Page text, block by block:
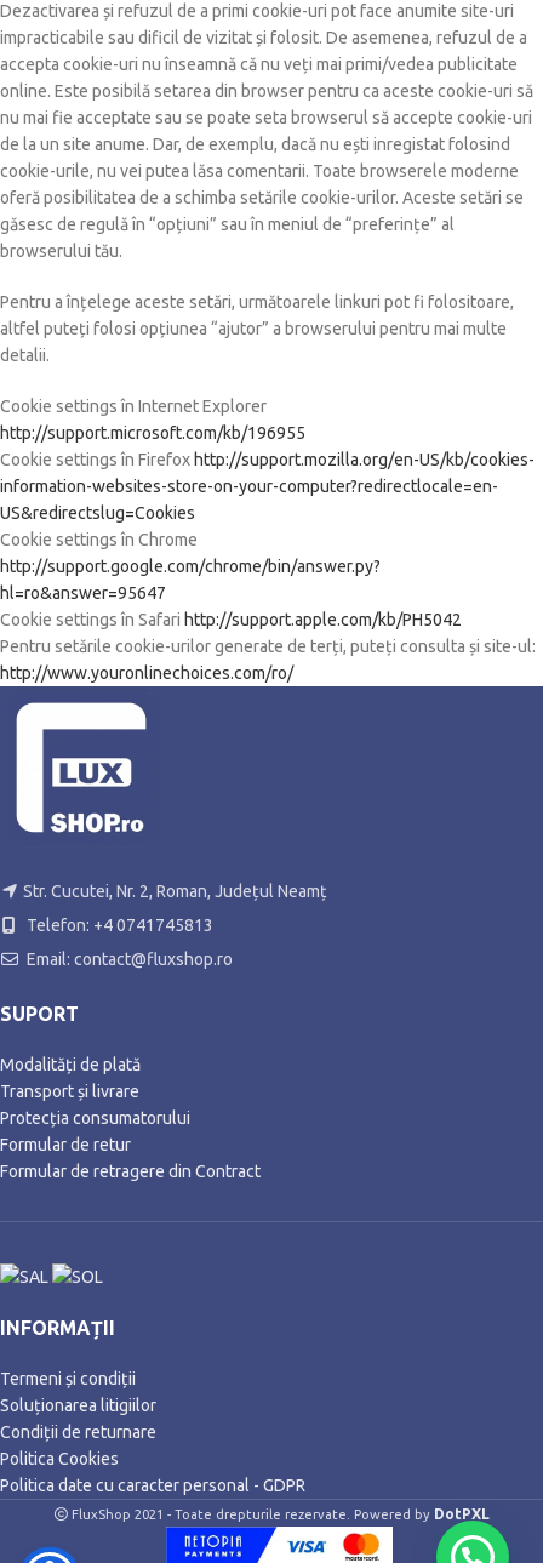
Dezactivarea și refuzul de a primi cookie-uri pot face anumite site-uri
impracticabile sau dificil de vizitat și folosit. De asemenea, refuzul de a
accepta cookie-uri nu înseamnă că nu veți mai primi/vedea publicitate
online. Este posibilă setarea din browser pentru ca aceste cookie-uri să
nu mai fie acceptate sau se poate seta browserul să accepte cookie-uri
de la un site anume. Dar, de exemplu, dacă nu ești inregistat folosind
cookie-urile, nu vei putea lăsa comentarii. Toate browserele moderne
oferă posibilitatea de a schimba setările cookie-urilor. Aceste setări se
găsesc de regulă în “opțiuni” sau în meniul de “preferințe” al
browserului tău.
Pentru a înțelege aceste setări, următoarele linkuri pot fi folositoare,
altfel puteți folosi opțiunea “ajutor” a browserului pentru mai multe
detalii.
Cookie settings în Internet Explorer
http://support.microsoft.com/kb/196955
Cookie settings în Firefox http://support.mozilla.org/en-US/kb/cookies-
information-websites-store-on-your-computer?redirectlocale=en-
US&redirectslug=Cookies
Cookie settings în Chrome
http://support.google.com/chrome/bin/answer.py?
hl=ro&answer=95647
Cookie settings în Safari http://support.apple.com/kb/PH5042
Pentru setările cookie-urilor generate de terți, puteți consulta și site-ul:
http://www.youronlinechoices.com/ro/
Str. Cucutei, Nr. 2, Roman, Județul Neamț
Telefon: +4 0741745813
Email: contact@fluxshop.ro
SUPORT
Modalități de plată
Transport și livrare
Protecția consumatorului
Formular de retur
Formular de retragere din Contract
INFORMAȚII
Termeni și condiții
Soluționarea litigiilor
Condiții de returnare
Politica Cookies
Politica date cu caracter personal - GDPR
FluxShop 2021 - Toate drepturile rezervate. Powered by DotPXL